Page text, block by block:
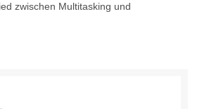
zwischen Multitasking und